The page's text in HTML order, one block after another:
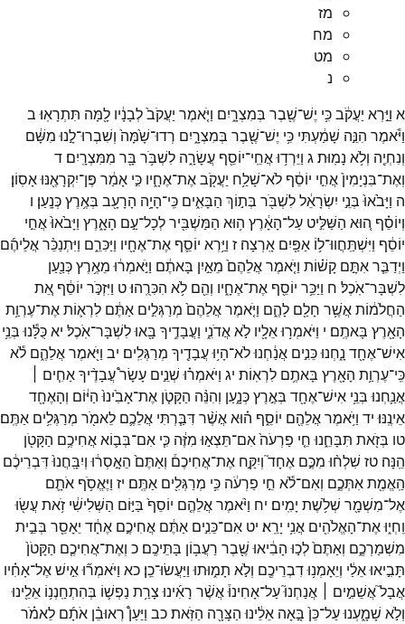
מז
מח
מט
נ
א וַיַּ֣רְא יַעֲקֹ֔בכִּ֥י יֶשׁ־שֶׁ֖בֶר בְּמִצְרָ֑יִם וַיֹּ֤אמֶר יַעֲקֹב֙לְבָנָ֔יו לָ֖מָּה תִּתְרָאֽוּ׃ ב
וַיֹּ֕אמֶר הִנֵּ֣ה שָׁמַ֔עְתִּי כִּ֥י יֶשׁ־שֶׁ֖בֶר בְּמִצְרָ֑יִם רְדוּ־שָׁ֙מָּה֙ וְשִׁבְרוּ־לָ֣נוּ מִשָּׁ֔ם
וְנִחְיֶ֖ה וְלֹ֥א נָמֽוּת׃ג וַיֵּרְד֥וּאֲחֵֽי־יוֹסֵ֖ף עֲשָׂרָ֑ה לִשְׁבֹּ֥ר בָּ֖ר מִמִּצְרָֽיִם׃ ד
וְאֶת־בִּנְיָמִין֙אֲחִ֣י יוֹסֵ֔ף לֹא־שָׁלַ֥ח יַעֲקֹ֖באֶת־אֶחָ֑יו כִּ֣י אָמַ֔ר פֶּן־יִקְרָאֶ֖נּוּאָסֽוֹן׃
ה וַיָּבֹ֙אוּ֙ בְּנֵ֣י יִשְׂרָאֵ֔ללִשְׁבֹּ֖ר בְּת֣וֹךְ הַבָּאִ֑ים כִּֽי־הָיָ֥ה הָרָעָ֖ב בְּאֶ֥רֶץכְּנָֽעַן׃ ו
וְיוֹסֵ֗ף ה֚וּא הַשַּׁלִּ֣יט עַל־הָאָ֔רֶץ ה֥וּא הַמַּשְׁבִּ֖ירלְכָל־עַ֣ם הָאָ֑רֶץ וַיָּבֹ֙אוּ֙אֲחֵ֣י
יוֹסֵ֔ף וַיִּשְׁתַּֽחֲווּ־ל֥וֹ אַפַּ֖יִם אָֽרְצָה׃ ז וַיַּ֥רְא יוֹסֵ֛ף אֶת־אֶחָ֖יו וַיַּכִּרֵ֑ם וַיִּתְנַכֵּ֨ראֲלֵיהֶ֜ם
וַיְדַבֵּ֧ראִתָּ֣ם קָשׁ֗וֹת וַיֹּ֤אמֶראֲלֵהֶם֙ מֵאַ֣יִן בָּאתֶ֔ם וַיֹּ֣אמְר֔וּ מֵאֶ֥רֶץכְּנַ֖עַן
לִשְׁבָּר־אֹֽכֶל׃ ח וַיַּכֵּ֥ר יוֹסֵ֖ף אֶת־אֶחָ֑יו וְהֵ֖ם לֹ֥א הִכִּרֻֽהוּ׃ט וַיִּזְכֹּ֣ר יוֹסֵ֔ף אֵ֚ת
הַחֲלֹמ֔וֹתאֲשֶׁ֥ר חָלַ֖ם לָהֶ֑ם וַיֹּ֤אמֶראֲלֵהֶם֙ מְרַגְּלִ֣ים אַתֶּ֔ם לִרְא֛וֹתאֶת־עֶרְוַ֥ת
הָאָ֖רֶץ בָּאתֶֽם׃ י וַיֹּאמְר֥וּאֵלָ֖יו לֹ֣אאֲדֹנִ֑י וַעֲבָדֶ֥יךָ בָּ֖אוּלִשְׁבָּר־אֹֽכֶל׃ יאכֻּלָּ֕נוּ בְּנֵ֥י
אִישׁ־אֶחָ֖ד נָ֑חְנוּכֵּנִ֣ים אֲנַ֔חְנוּלֹא־הָי֥וּעֲבָדֶ֖יךָ מְרַגְּלִֽים׃ יב וַיֹּ֖אמֶראֲלֵהֶ֑ם לֹ֕א
כִּֽי־עֶרְוַ֥ת הָאָ֖רֶץ בָּאתֶ֥ם לִרְאֽוֹת׃ יג וַיֹּאמְר֗וּ שְׁנֵ֣ים עָשָׂר֩עֲבָדֶ֨יךָאַחִ֧ים ׀
אֲנַ֛חְנוּ בְּנֵ֥י אִישׁ־אֶחָ֖ד בְּאֶ֣רֶץכְּנָ֑עַן וְהִנֵּ֨ה הַקָּטֹ֤ן אֶת־אָבִ֙ינוּ֙ הַיּ֔וֹם וְהָאֶחָ֖ד
אֵינֶֽנּוּ׃ יד וַיֹּ֥אמֶראֲלֵהֶ֖ם יוֹסֵ֑ף ה֗וּאאֲשֶׁ֨רדִּבַּ֧רְתִּי אֲלֵכֶ֛ם לֵאמֹ֖ר מְרַגְּלִ֥ים אַתֶּֽם׃
טו בְּזֹ֖את תִּבָּחֵ֑נוּ חֵ֤י פַרְעֹה֙אִם־תֵּצְא֣וּ מִזֶּ֔ה כִּ֧י אִם־בְּב֛וֹאאֲחִיכֶ֥ם הַקָּטֹ֖ן
הֵֽנָּה׃ טז שִׁלְח֨וּ מִכֶּ֣ם אֶחָד֮ וְיִקַּ֣ח אֶת־אֲחִיכֶם֒ וְאַתֶּם֙ הֵאָ֣סְר֔וּ וְיִבָּֽחֲנוּ֙דִּבְרֵיכֶ֔ם
הַֽאֱמֶ֖תאִתְּכֶ֑ם וְאִם־לֹ֕א חֵ֣י פַרְעֹ֔ה כִּ֥י מְרַגְּלִ֖ים אַתֶּֽם׃ יז וַיֶּאֱסֹ֥ף אֹתָ֛ם
אֶל־מִשְׁמָ֖ר שְׁלֹ֥שֶׁת יָמִֽים׃ יח וַיֹּ֨אמֶראֲלֵהֶ֤ם יוֹסֵף֙ בַּיּ֣וֹם הַשְּׁלִישִׁ֔י זֹ֥אתעֲשׂ֖וּ
וִֽחְי֑וּאֶת־הָאֱלֹהִ֖ים אֲנִ֥י יָרֵֽא׃ יט אִם־כֵּנִ֣ים אַתֶּ֔ם אֲחִיכֶ֣ם אֶחָ֔ד יֵאָסֵ֖ר בְּבֵ֣ית
מִשְׁמַרְכֶ֑ם וְאַתֶּם֙לְכ֣וּ הָבִ֔יאוּ שֶׁ֖בֶר רַעֲב֥וֹן בָּתֵּיכֶֽם׃ כ וְאֶת־אֲחִיכֶ֤ם הַקָּטֹן֙
תָּבִ֣יאוּאֵלַ֔י וְיֵאָמְנ֥וּדִבְרֵיכֶ֖ם וְלֹ֣א תָמ֑וּתוּ וַיַּעֲשׂוּ־כֵֽן׃ כא וַיֹּאמְר֞וּאִ֣ישׁאֶל־אָחִ֗יו
אֲבָל֮אֲשֵׁמִ֣ים ׀ אֲנַחְנוּ֮עַל־אָחִינוּ֒אֲשֶׁ֨ר רָאִ֜ינוּ צָרַ֥ת נַפְשׁ֛וֹ בְּהִתְחַֽנְנ֥וֹ אֵלֵ֖ינוּ
וְלֹ֣א שָׁמָ֑עְנוּעַל־כֵּן֙ בָּ֣אָה אֵלֵ֔ינוּ הַצָּרָ֖ה הַזֹּֽאת׃כב וַיַּעַן֩ רְאוּבֵ֨ן אֹתָ֜ם לֵאמֹ֗ר